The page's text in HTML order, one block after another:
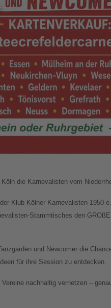
die Karnevalisten vom
Klub Kölner Karnevalisten 1950
Stammtisches den
und Newcomer die
für ihre Session zu entdecken.
nachhaltig vernetzen –